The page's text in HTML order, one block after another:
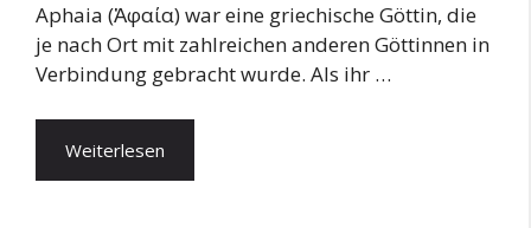
Aphaia (Ἀφαία) war eine griechische Göttin, die
je nach Ort mit zahlreichen anderen Göttinnen in
Verbindung gebracht wurde. Als ihr …
Weiterlesen